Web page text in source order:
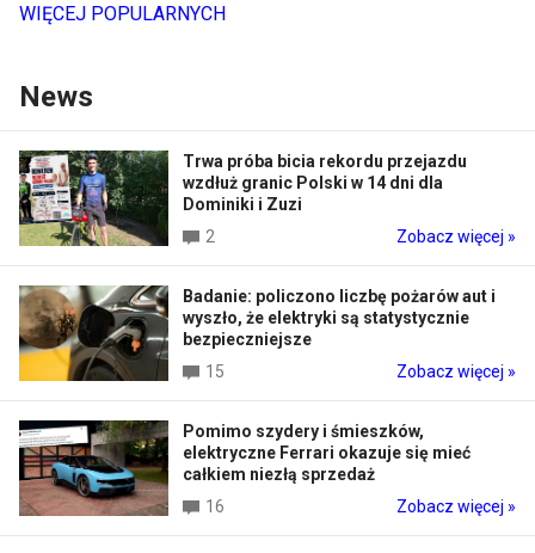
WIĘCEJ POPULARNYCH
News
Trwa próba bicia rekordu przejazdu
wzdłuż granic Polski w 14 dni dla
Dominiki i Zuzi
2
Zobacz więcej »
Badanie: policzono liczbę pożarów aut i
wyszło, że elektryki są statystycznie
bezpieczniejsze
15
Zobacz więcej »
Pomimo szydery i śmieszków,
elektryczne Ferrari okazuje się mieć
całkiem niezłą sprzedaż
16
Zobacz więcej »